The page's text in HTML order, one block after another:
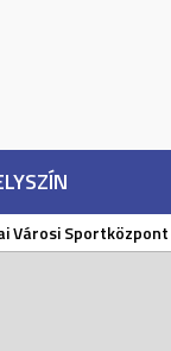
Városi Sportközpont